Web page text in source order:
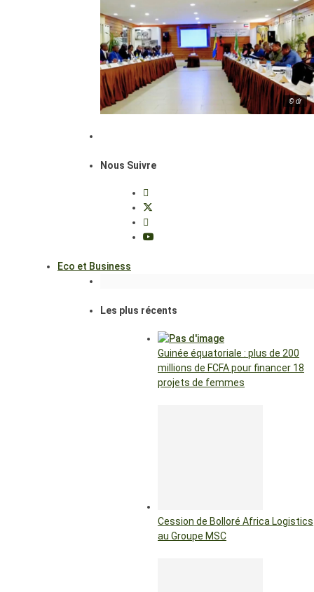
© dr
Nous Suivre
Eco et Business
Les plus récents
Guinée équatoriale : plus de 200
millions de FCFA pour financer 18
projets de femmes
Cession de Bolloré Africa Logistics
au Groupe MSC